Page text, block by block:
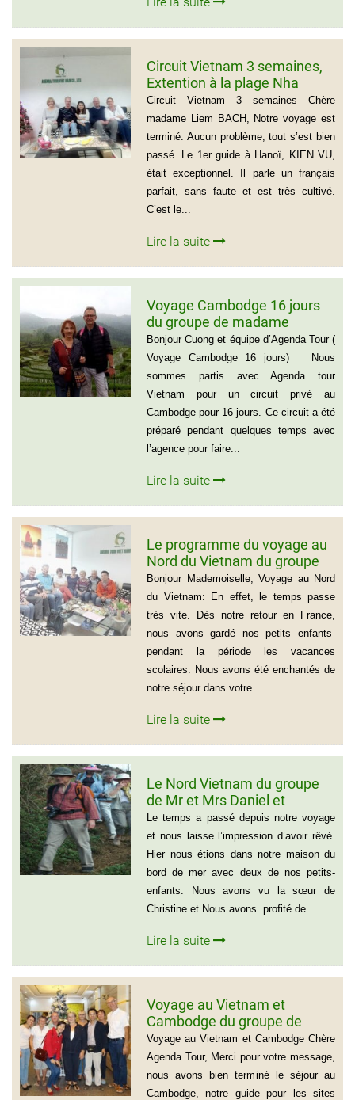
Circuit Vietnam 3 semaines,
Extention à la plage Nha
Trang, Groupe de Mr Jean-
Pierre KERLING Téléphone en
France: 06 13 01 66 06
Circuit Vietnam 3 semaines Chère
madame Liem BACH, Notre voyage est
terminé. Aucun problème, tout s’est bien
passé. Le 1er guide à Hanoï, KIEN VU,
était exceptionnel. Il parle un français
parfait, sans faute et est très cultivé.
C’est le...
Lire la suite
Voyage Cambodge 16 jours
du groupe de madame
Danielle et Monsieur Jean
Luc 0033 – 06 88 20 18 95
Bonjour Cuong et équipe d’Agenda Tour (
Voyage Cambodge 16 jours) Nous
sommes partis avec Agenda tour
Vietnam pour un circuit privé au
Cambodge pour 16 jours. Ce circuit a été
préparé pendant quelques temps avec
l’agence pour faire...
Lire la suite
Le programme du voyage au
Nord du Vietnam du groupe
de Madame Jacqueline
MONTAGNE
Bonjour Mademoiselle, Voyage au Nord
du Vietnam: En effet, le temps passe
très vite. Dès notre retour en France,
nous avons gardé nos petits enfants
pendant la période les vacances
scolaires. Nous avons été enchantés de
notre séjour dans votre...
Lire la suite
Le Nord Vietnam du groupe
de Mr et Mrs Daniel et
Christine
Le temps a passé depuis notre voyage
et nous laisse l’impression d’avoir rêvé.
Hier nous étions dans notre maison du
bord de mer avec deux de nos petits-
enfants. Nous avons vu la sœur de
Christine et Nous avons profité de...
Lire la suite
Voyage au Vietnam et
Cambodge du groupe de
madame Josette et Michel
GUILLON ( 6 personnes) 37
jours
Voyage au Vietnam et Cambodge Chère
Agenda Tour, Merci pour votre message,
nous avons bien terminé le séjour au
Cambodge, notre guide pour les sites